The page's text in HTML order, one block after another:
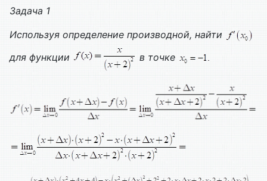
Задача 1
Используя определение производной, найти
для функции
в точке